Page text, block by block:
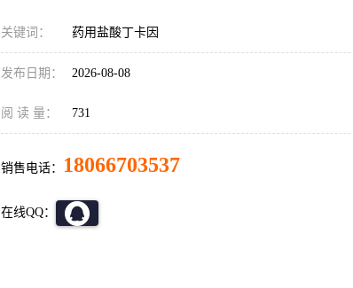
关键词： 药用盐酸丁卡因
发布日期： 2026-08-08
阅 读 量： 731
销售电话： 18066703537
在线QQ：